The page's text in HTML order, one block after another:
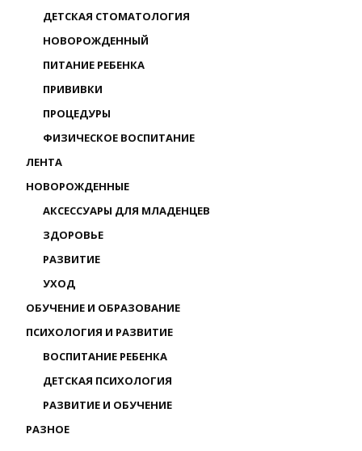
ДЕТСКАЯ СТОМАТОЛОГИЯ
НОВОРОЖДЕННЫЙ
ПИТАНИЕ РЕБЕНКА
ПРИВИВКИ
ПРОЦЕДУРЫ
ФИЗИЧЕСКОЕ ВОСПИТАНИЕ
ЛЕНТА
НОВОРОЖДЕННЫЕ
АКСЕССУАРЫ ДЛЯ МЛАДЕНЦЕВ
ЗДОРОВЬЕ
РАЗВИТИЕ
УХОД
ОБУЧЕНИЕ И ОБРАЗОВАНИЕ
ПСИХОЛОГИЯ И РАЗВИТИЕ
ВОСПИТАНИЕ РЕБЕНКА
ДЕТСКАЯ ПСИХОЛОГИЯ
РАЗВИТИЕ И ОБУЧЕНИЕ
РАЗНОЕ